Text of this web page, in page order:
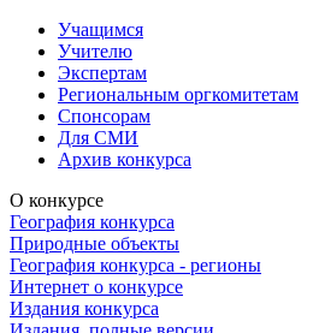
Учащимся
Учителю
Экспертам
Региональным оргкомитетам
Спонсорам
Для СМИ
Архив конкурса
О конкурсе
География конкурса
Природные объекты
География конкурса - регионы
Интернет о конкурсе
Издания конкурса